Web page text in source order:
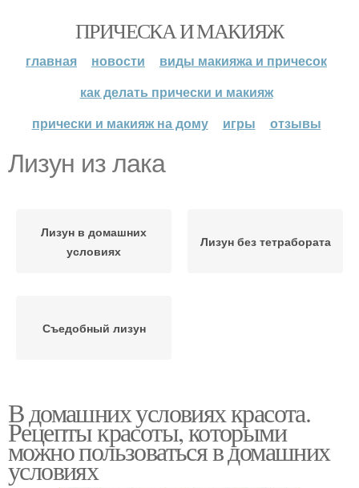
ПРИЧЕСКА И МАКИЯЖ
главная новости
виды макияжа и причесок
как делать прически и макияж
прически и макияж на дому
игры отзывы
Лизун из лака
Лизун в домашних
условиях
Лизун без тетрабората
Съедобный лизун
В домашних условиях красота.
Рецепты красоты, которыми
можно пользоваться в домашних
условиях